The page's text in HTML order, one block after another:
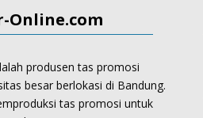
Online.com
produsen tas promosi
besar berlokasi di Bandung.
tas promosi untuk